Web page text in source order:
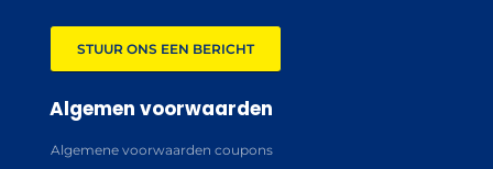
STUUR ONS EEN BERICHT
Algemen voorwaarden
Algemene voorwaarden coupons